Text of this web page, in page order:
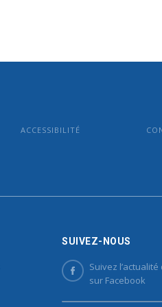
ACCESSIBILITÉ
SUIVEZ-NOUS
Suivez
sur Facebook